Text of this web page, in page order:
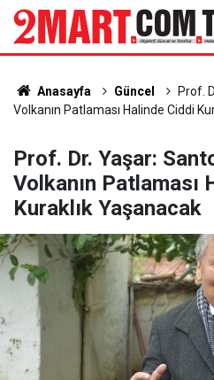
Anasayfa Güncel
Prof.
Volkanın Patlaması Halinde Ciddi
Prof. Dr. Yaşar:
Volkanın Patlaması
Kuraklık Yaşanacak